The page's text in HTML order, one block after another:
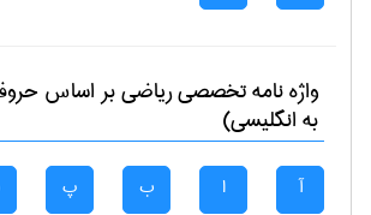
واژه نامه تخصصیرياضیبر اساس
به انگلیسی)
آ ا ب پ